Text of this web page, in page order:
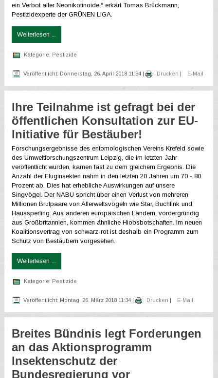
ein Verbot aller Neonikotinoide.“ erkärt Tomas Brückmann,
Pestizidexperte der GRÜNEN LIGA.
Weiterlesen ...
Kategorie: Pestizide
Veröffentlicht: Donnerstag, 26. April 2018 11:54 | Drucken E-Mail
Ihre Teilnahme ist gefragt bei der
öffentlichen Konsultation zur EU-
Initiative für Bestäuber!
Forschungsergebnisse des entomologischen Vereins Krefeld sowie
des Umweltforschungszentrum Leipzig, die im letzten Jahr
veröffentlicht wurden, kamen fast zu dem gleichem Ergebnis. Die
Anzahl der Fluginsekten nahm in den letzten 20 Jahren um 70 - 80
Prozent ab. Dies hat erhebliche Auswirkungen auf unsere
Singvögel. Der NABU spricht über einen Verlust von mehreren
Millionen Brutpaare von Allerweltsvögeln wie Star, Buchfink und
Haussperling. Aus anderen europäischen Ländern, vordergründig
aus Großbritannien, kommen ähnliche Hiobsbotschaften. Im neuen
Koalitionsvertrag von schwarz-rot ist deshalb ein Programm zum
Schutz von Bestäubern vorgesehen.
Weiterlesen ...
Kategorie: Pestizide
Veröffentlicht: Montag, 26. März 2018 11:34 | Drucken E-Mail
Breites Bündnis legt Forderungen
an das Aktionsprogramm
Insektenschutz der
Bundesregierung vor